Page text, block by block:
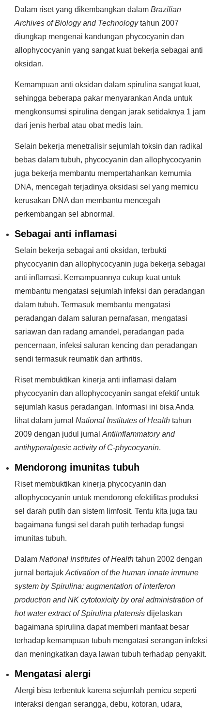
Dalam riset yang dikembangkan dalam Brazilian
Archives of Biology and Technologytahun 2007
diungkap mengenai kandungan phycocyanin dan
allophycocyanin yang sangat kuat bekerja sebagai anti
oksidan.
Kemampuan anti oksidan dalam spirulina sangat kuat,
sehingga beberapa pakar menyarankan Anda untuk
mengkonsumsi spirulina dengan jarak setidaknya 1 jam
dari jenis herbal atau obat medis lain.
Selain bekerja menetralisir sejumlah toksin dan radikal
bebas dalam tubuh, phycocyanin dan allophycocyanin
juga bekerja membantu mempertahankan kemurnia
DNA, mencegah terjadinya oksidasi sel yang memicu
kerusakan DNA dan membantu mencegah
perkembangan sel abnormal.
Sebagai anti inflamasi
Selain bekerja sebagai anti oksidan, terbukti
phycocyanin dan allophycocyanin juga bekerja sebagai
anti inflamasi. Kemampuannya cukup kuat untuk
membantu mengatasi sejumlah infeksi dan peradangan
dalam tubuh. Termasuk membantu mengatasi
peradangan dalam saluran pernafasan, mengatasi
sariawan dan radang amandel, peradangan pada
pencernaan, infeksi saluran kencing dan peradangan
sendi termasuk reumatik dan arthritis.
Riset membuktikan kinerja anti inflamasi dalam
phycocyanin dan allophycocyanin sangat efektif untuk
sejumlah kasus peradangan. Informasi ini bisa Anda
lihat dalam jurnal National Institutes of Health tahun
2009 dengan judul jurnal Antiinflammatory and
antihyperalgesic activity of C-phycocyanin.
Mendorong imunitas tubuh
Riset membuktikan kinerja phycocyanin dan
allophycocyanin untuk mendorong efektifitas produksi
sel darah putih dan sistem limfosit. Tentu kita juga tau
bagaimana fungsi sel darah putih terhadap fungsi
imunitas tubuh.
Dalam National Institutes of Health tahun 2002 dengan
jurnal bertajuk Activation of the human innate immune
system by Spirulina: augmentation of interferon
production and NK cytotoxicity by oral administration of
hot water extract of Spirulina platensis dijelaskan
bagaimana spirulina dapat memberi manfaat besar
terhadap kemampuan tubuh mengatasi serangan infeksi
dan meningkatkan daya lawan tubuh terhadap penyakit.
Mengatasi alergi
Alergi bisa terbentuk karena sejumlah pemicu seperti
interaksi dengan serangga, debu, kotoran, udara,